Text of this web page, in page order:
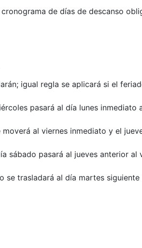
de días de descanso
igual regla se aplicará si el
pasará al día lunes inmediato
al viernes inmediato y el
sábado pasará al jueves anterior al
trasladará al día martes siguiente